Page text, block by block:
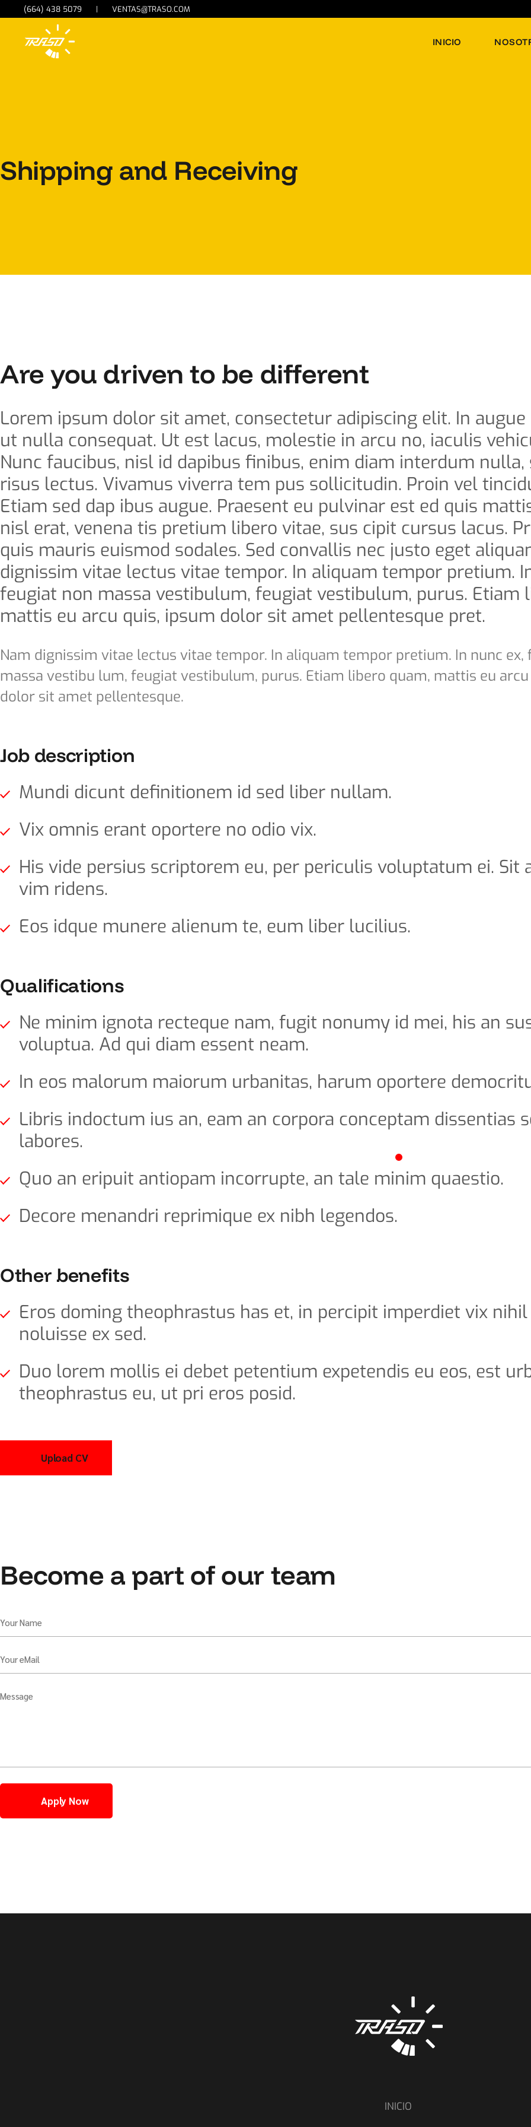
(664) 438 5079 | VENTAS@TRASO.COM
INICIO
Shipping and Receiving
Are you driven to be different
Lorem ipsum dolor sit amet, consectetur adipiscing elit. In
ut nulla consequat. Ut est lacus, molestie in arcu no, iaculis
Nunc faucibus, nisl id dapibus finibus, enim diam interdum nulla,
risus lectus. Vivamus viverra tem pus sollicitudin. Proin vel
Etiam sed dap ibus augue. Praesent eu pulvinar est ed quis
nisl erat, venena tis pretium libero vitae, sus cipit cursus lacus.
quis mauris euismod sodales. Sed convallis nec justo eget
dignissim vitae lectus vitae tempor. In aliquam tempor pretium.
feugiat non massa vestibulum, feugiat vestibulum, purus. Etiam
mattis eu arcu quis, ipsum dolor sit amet pellentesque pret.
Nam dignissim vitae lectus vitae tempor. In aliquam tempor pretium. In nunc ex,
massa vestibu lum, feugiat vestibulum, purus. Etiam libero quam, mattis eu
dolor sit amet pellentesque.
Job description
Mundi dicunt definitionem id sed liber nullam.
Vix omnis erant oportere no odio vix.
His vide persius scriptorem eu, per periculis voluptatum ei. Sit
vim ridens.
Eos idque munere alienum te, eum liber lucilius.
Qualifications
Ne minim ignota recteque nam, fugit nonumy id mei, his an
voluptua. Ad qui diam essent neam.
In eos malorum maiorum urbanitas, harum oportere
Libris indoctum ius an, eam an corpora conceptam dissentias
labores.
Quo an eripuit antiopam incorrupte, an tale minim quaestio.
Decore menandri reprimique ex nibh legendos.
Other benefits
Eros doming theophrastus has et, in percipit imperdiet vix
noluisse ex sed.
Duo lorem mollis ei debet petentium expetendis eu eos, est
theophrastus eu, ut pri eros posid.
Upload CV
Become a part of our team
Your Name
Your eMail
Message
Apply Now
INICIO